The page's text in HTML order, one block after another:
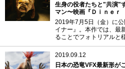
生身の役者たちと"共演"
マン〜映画『Ｄｉｎｅｒ
2019年7月5日（金）に
イナー』。本作では、最
ることでフォトリアルと様
2019.09.12
日本の恐竜VFX最新形